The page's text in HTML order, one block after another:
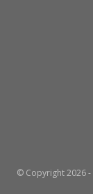
© Copyright2026 -